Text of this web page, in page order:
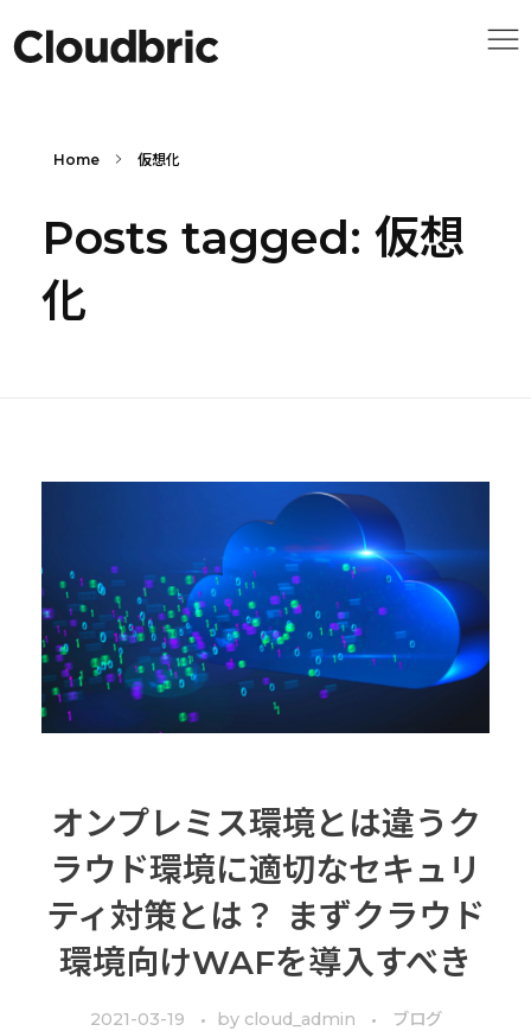
Home 仮想化
Posts tagged: 仮想
化
オンプレミス環境とは違うク
ラウド環境に適切なセキュリ
ティ対策とは？ まずクラウド
環境向けWAFを導入すべき
2021-03-19 by cloud_admin ブログ